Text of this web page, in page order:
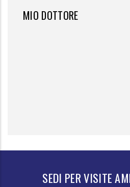
MIO DOTTORE
SEDI PER VISITE